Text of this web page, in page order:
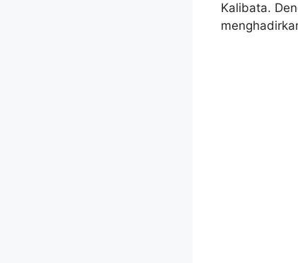
Kalibata.